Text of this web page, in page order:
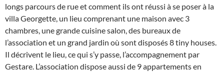
longs parcours de rue et comment ils ont réussi à se poser à la
villa Georgette, un lieu comprenant une maison avec 3
chambres, une grande cuisine salon, des bureaux de
l’association et un grand jardin où sont disposés 8 tiny houses.
Il décrivent le lieu, ce qui s’y passe, l’accompagnement par
Gestare. L’association dispose aussi de 9 appartements en